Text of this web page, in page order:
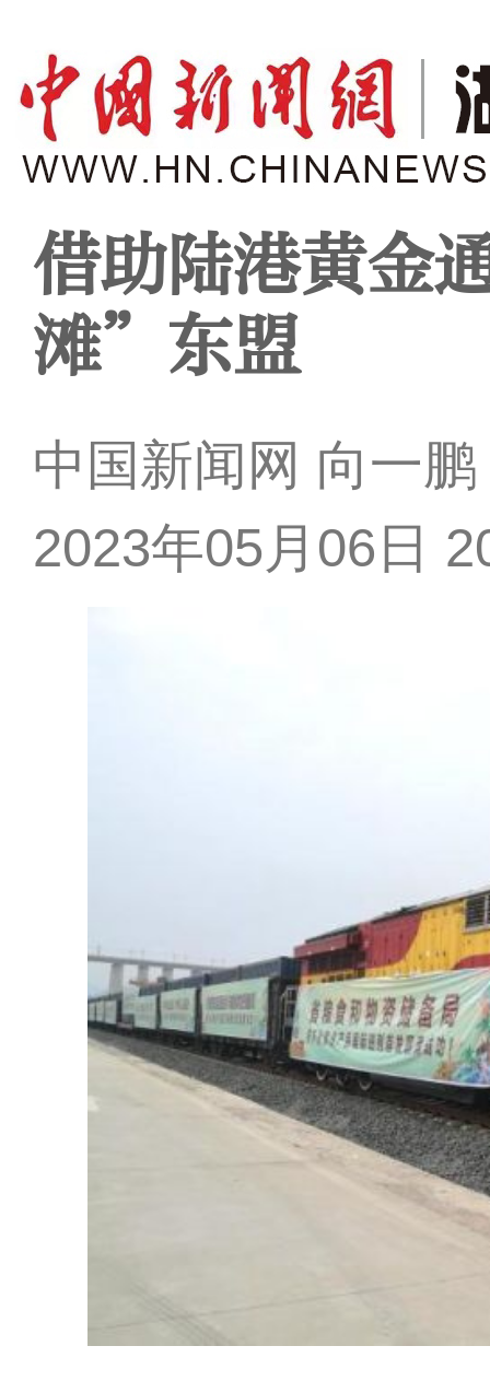
借助陆港黄金
滩”东盟
中国新闻网 向一鹏
2023年05月06日